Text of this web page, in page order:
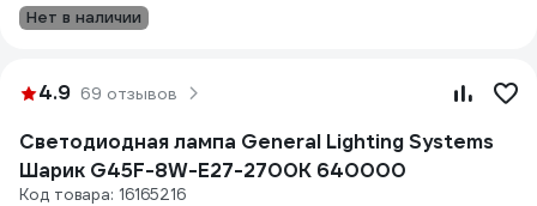
Нет в наличии
4.9 69 отзывов
Светодиодная лампа General Lighting Systems
Шарик G45F-8W-E27-2700K 640000
Код товара: 16165216